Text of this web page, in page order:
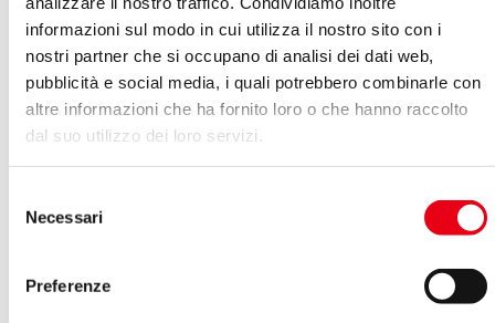
informazioni sul modo in cui utilizza il nostro sito con i
nostri partner che si occupano di analisi dei dati web,
pubblicità e social media, i quali potrebbero combinarle con
altre informazioni che ha fornito loro o che hanno raccolto
dal suo utilizzo dei loro servizi.
delNecessari
Preferenze
Di non essere soggetto al regime IVA
N° partita IVA*
Regime
Tax conditions (for foreigners) - I declare:
I do not have VAT number in my country of residence
I am not included in the VAT VIES database
I will bring form A1/E101/Social Security within the 1st